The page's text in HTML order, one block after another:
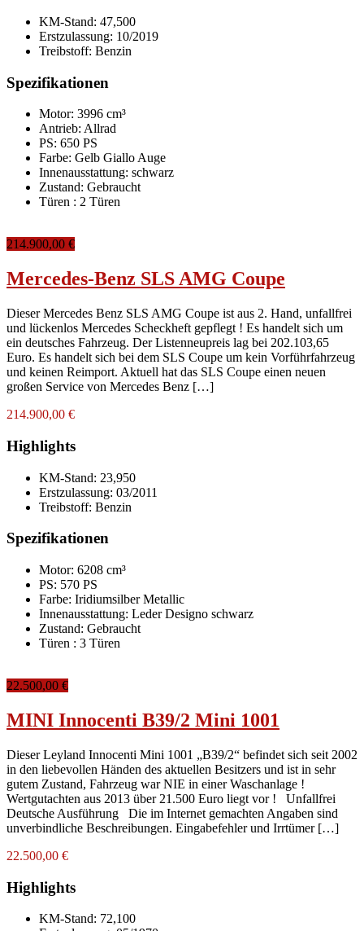
KM-Stand: 47,500
Erstzulassung: 10/2019
Treibstoff: Benzin
Spezifikationen
Motor: 3996 cm³
Antrieb: Allrad
PS: 650 PS
Farbe: Gelb Giallo Auge
Innenausstattung: schwarz
Zustand: Gebraucht
Türen : 2 Türen
214.900,00 €
Mercedes-Benz SLS AMG Coupe
Dieser Mercedes Benz SLS AMG Coupe ist aus 2. Hand, unfallfrei
und lückenlos Mercedes Scheckheft gepflegt ! Es handelt sich um
ein deutsches Fahrzeug. Der Listenneupreis lag bei 202.103,65
Euro. Es handelt sich bei dem SLS Coupe um kein Vorführfahrzeug
und keinen Reimport. Aktuell hat das SLS Coupe einen neuen
großen Service von Mercedes Benz […]
214.900,00 €
Highlights
KM-Stand: 23,950
Erstzulassung: 03/2011
Treibstoff: Benzin
Spezifikationen
Motor: 6208 cm³
PS: 570 PS
Farbe: Iridiumsilber Metallic
Innenausstattung: Leder Designo schwarz
Zustand: Gebraucht
Türen : 3 Türen
22.500,00 €
MINI Innocenti B39/2 Mini 1001
Dieser Leyland Innocenti Mini 1001 „B39/2“ befindet sich seit 2002
in den liebevollen Händen des aktuellen Besitzers und ist in sehr
gutem Zustand, Fahrzeug war NIE in einer Waschanlage !
Wertgutachten aus 2013 über 21.500 Euro liegt vor ! Unfallfrei
Deutsche Ausführung Die im Internet gemachten Angaben sind
unverbindliche Beschreibungen. Eingabefehler und Irrtümer […]
22.500,00 €
Highlights
KM-Stand: 72,100